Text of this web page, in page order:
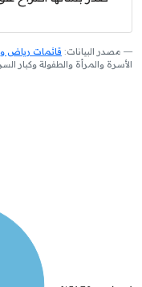
مصدر البيانات: قائمات رياض
الأسرة والمرأة والطفولة وكبار السن بتاريخ 2026/08/07